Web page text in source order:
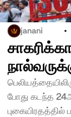
janani
போது கடந்த